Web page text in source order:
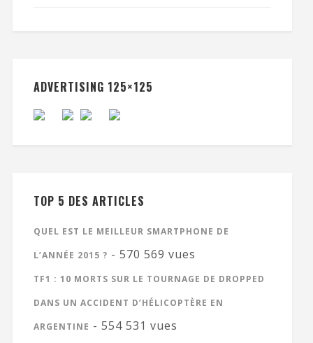
ADVERTISING 125×125
TOP 5 DES ARTICLES
QUEL EST LE MEILLEUR SMARTPHONE DE
L’ANNÉE 2015 ? - 570 569 vues
TF1 : 10 MORTS SUR LE TOURNAGE DE DROPPED
DANS UN ACCIDENT D’HÉLICOPTÈRE EN
ARGENTINE - 554 531 vues